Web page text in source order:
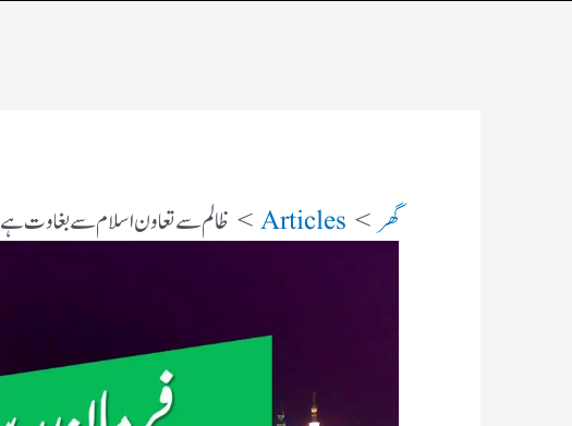
گھر Articles ظالم سے تعاون اسلام سے بغاوت ہے